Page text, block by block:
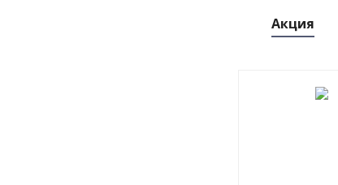
Акция